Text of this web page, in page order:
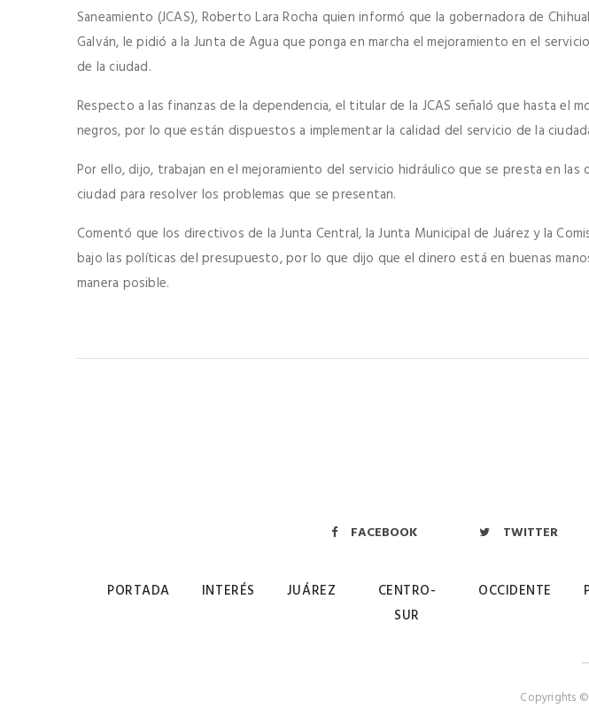
Saneamiento (JCAS), Roberto Lara Rocha quien informó que la gobernadora de
Galván, le pidió a la Junta de Agua que ponga en marcha el mejoramiento en el
de la ciudad.
Respecto a las finanzas de la dependencia, el titular de la JCAS señaló que hasta el
negros, por lo que están dispuestos a implementar la calidad del servicio de la
Por ello, dijo, trabajan en el mejoramiento del servicio hidráulico que se presta en las
ciudad para resolver los problemas que se presentan.
Comentó que los directivos de la Junta Central, la Junta Municipal de Juárez y la
bajo las políticas del presupuesto, por lo que dijo que el dinero está en buenas
manera posible.
FACEBOOK TWITTER
PORTADA INTERÉS JUÁREZ
CENTRO-
SUR
OCCIDENTE
Copyrights